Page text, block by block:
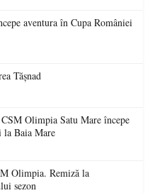
în Cupa României
Tășnad
Olimpia Satu Mare începe
la Baia Mare
Olimpia. Remiză la
sezon